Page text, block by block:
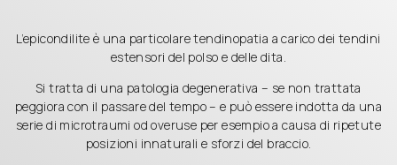
L’epicondilite è una particolare tendinopatia a carico dei tendini
estensori del polso e delle dita.
Si tratta di una patologia degenerativa – se non trattata
peggiora con il passare del tempo – e può essere indotta da una
serie di microtraumi od overuse per esempio a causa di ripetute
posizioni innaturali e sforzi del braccio.